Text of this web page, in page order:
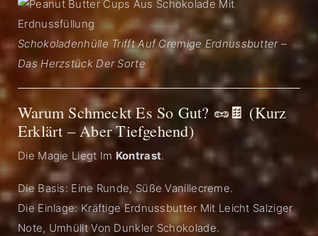
Schokoladenhülle Trifft Auf Cremige Erdnussbutter –
Das Herzstück Der Sorte
Warum Schmeckt Es So Gut? 🥜🍫 (Kurz
Erklärt – Aber Tiefgehend)
Die Magie Liegt Im Kontrast.
Die Basis: Eine Runde, Süße Vanillecreme.
Die Einlage: Kräftige Erdnussbutter Mit Leicht Salziger
Note, Umhüllt Von Dunkler Schokolade.